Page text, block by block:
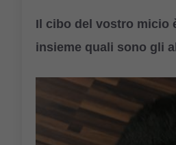
Il cibo del vostro micio
insieme quali sono gli